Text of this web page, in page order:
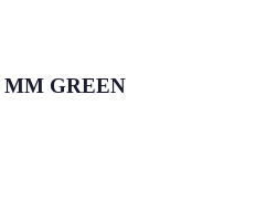
GREEN